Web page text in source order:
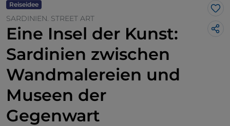
Reiseidee
SARDINIEN. STREET ART
Eine Insel der Kunst:
Sardinien zwischen
Wandmalereien und
Museen der
Gegenwart